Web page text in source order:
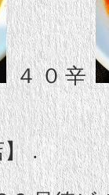
４０辛
】 .